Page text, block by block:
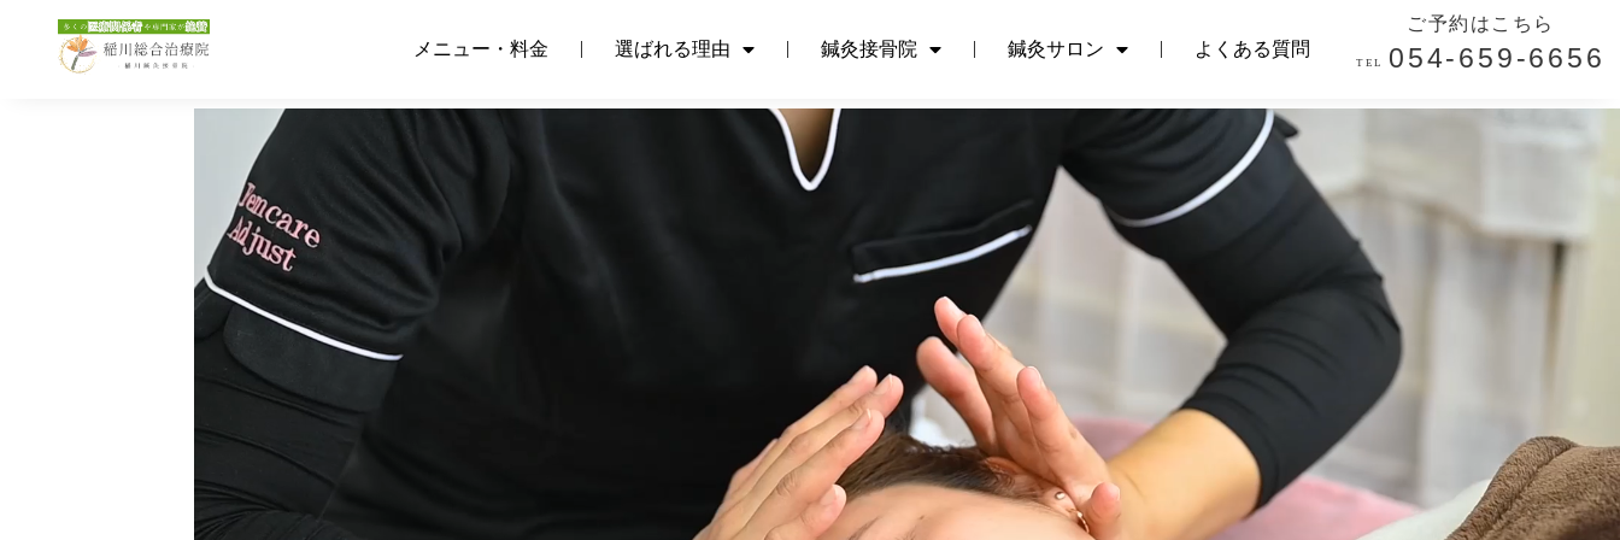
メニュー・料金 選ばれる理由 鍼灸接骨院 鍼灸サロン よくある質問
ご予約はこちら
TEL. 054-659-6656
メニュー・料金 選ばれる理由 鍼灸接骨院 鍼灸サロン よくある質問
ご予約はこちら
TEL. 054-659-6656